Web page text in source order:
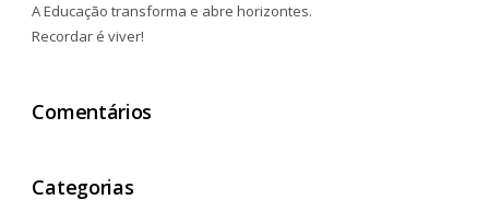
A Educação transforma e abre horizontes.
Recordar é viver!
Comentários
Categorias